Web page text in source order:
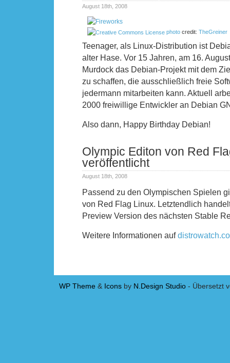
August 18th, 2008
photo credit: TheGreiner
Teenager, als Linux-Distribution ist
alter Hase. Vor 15 Jahren, am 16.
Murdock das Debian-Projekt mit dem
zu schaffen, die ausschließlich freie
jedermann mitarbeiten kann. Aktuell
2000 freiwillige Entwickler an Debian
Also dann, Happy Birthday Debian!
Olympic Editon von Red
veröffentlicht
August 18th, 2008
Passend zu den Olympischen Spielen
von Red Flag Linux. Letztendlich
Preview Version des nächsten Stable
Weitere Informationen auf
WP Theme & Icons by N.Design Studio - Übersetzt